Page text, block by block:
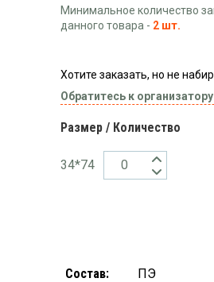
Минимальное количество
данного товара - 2 шт.
Хотите заказать, но не
Обратитесь к
Размер / Количество
34*74
Состав:
ПЭ